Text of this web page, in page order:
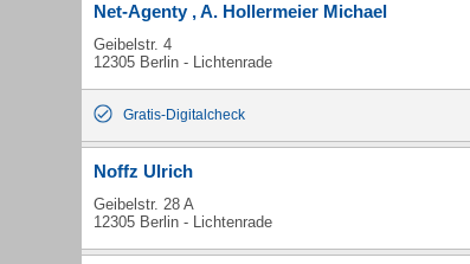
Net-Agenty , A. Hollermeier Michael
Geibelstr. 4
12305 Berlin - Lichtenrade
Gratis-Digitalcheck
Noffz Ulrich
Geibelstr. 28 A
12305 Berlin - Lichtenrade